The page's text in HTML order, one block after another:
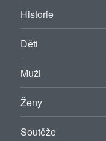
Historie
Děti
Muži
Ženy
Soutěže